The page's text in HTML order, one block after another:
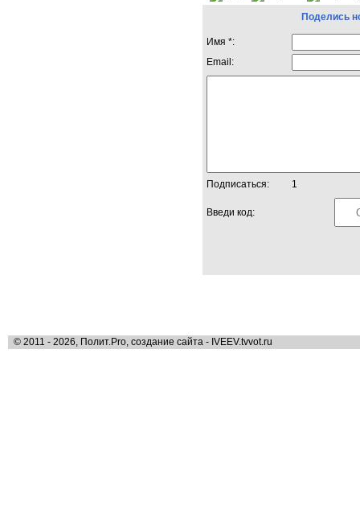
Поделись
Имя *:
Email:
Подписаться: 1
Введи код:
© 2011 - 2026, Полит.Pro, создание сайта - IVEEV.tvvot.ru